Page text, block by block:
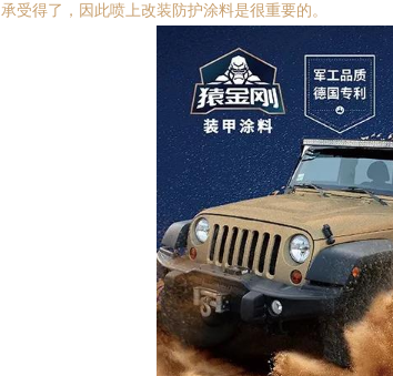
承受得了，因此喷上改装防护涂料是很重要的。